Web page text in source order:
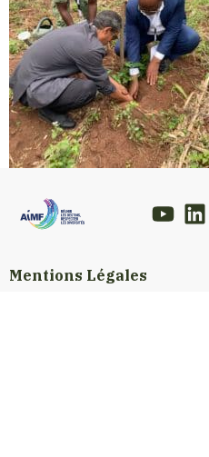
Mentions Légales